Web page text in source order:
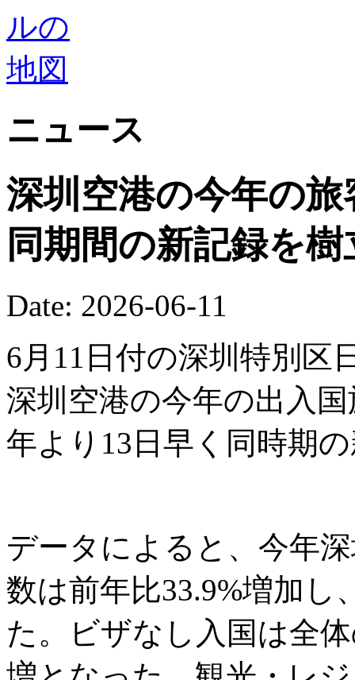
ニュース
深圳空港の今年の
同期間の新記録を
Date: 2026-06-11
6月11日付の深圳特別区
深圳空港の今年の出入
年より13日早く同時期
データによると、今年
数は前年比33.9%増加し
た。ビザなし入国は全